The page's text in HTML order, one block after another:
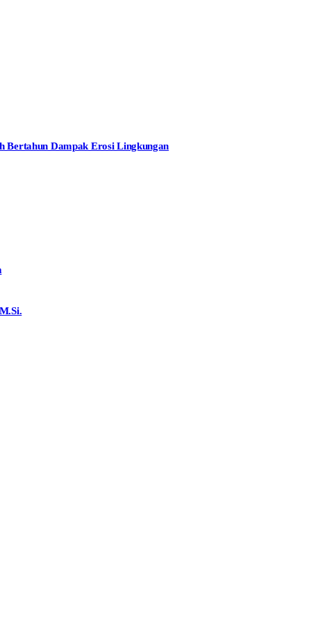
Bertahun Dampak Erosi Lingkungan